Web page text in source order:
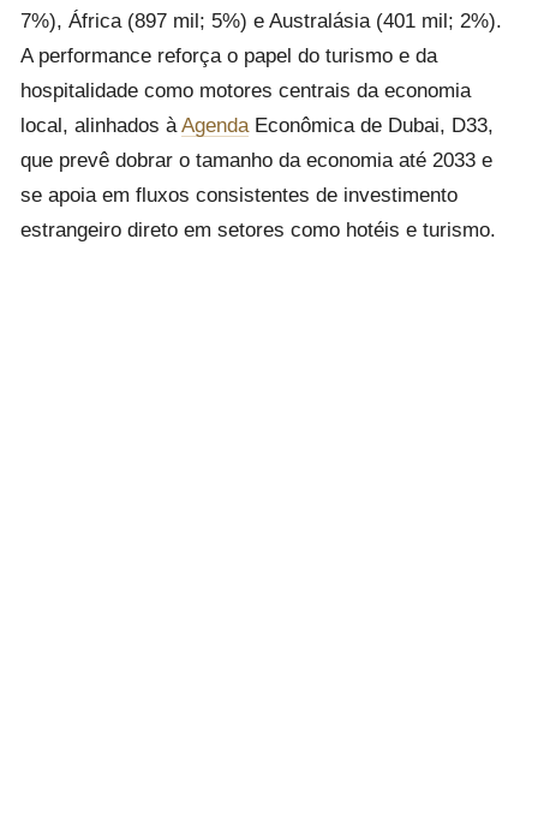
7%), África (897 mil; 5%) e Australásia (401 mil; 2%).
A performance reforça o papel do turismo e da
hospitalidade como motores centrais da economia
local, alinhados à Agenda Econômica de Dubai, D33,
que prevê dobrar o tamanho da economia até 2033 e
se apoia em fluxos consistentes de investimento
estrangeiro direto em setores como hotéis e turismo.